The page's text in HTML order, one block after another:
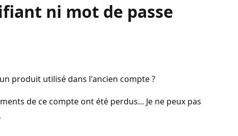
ni mot de passe
produit utilisé dans l'ancien compte ?
de ce compte ont été perdus... Je ne peux pas